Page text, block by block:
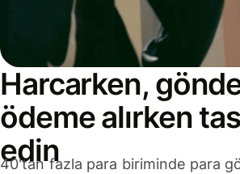
Harcarken,
ödeme alırken
edin
40'tan fazla para biriminde para